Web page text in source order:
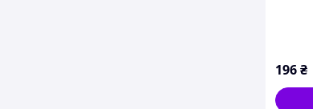
196₴